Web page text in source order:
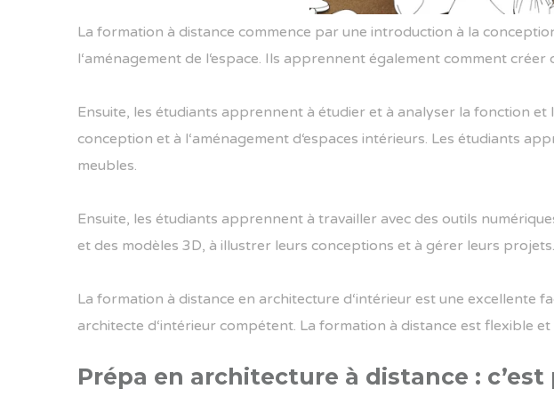
La formation à distance commence par une introduction à la
l‘aménagement de l‘espace. Ils apprennent également comment créer
Ensuite, les étudiants apprennent à étudier et à analyser la fonction et l
conception et à l‘aménagement d‘espaces intérieurs. Les étudiants app
meubles.
Ensuite, les étudiants apprennent à travailler avec des outils numéri
et des modèles 3D, à illustrer leurs conceptions et à gérer leurs projets.
La formation à distance en architecture d‘intérieur est une excellente fa
architecte d‘intérieur compétent. La formation à distance est flexible et
Prépa en architecture à distance : c’est